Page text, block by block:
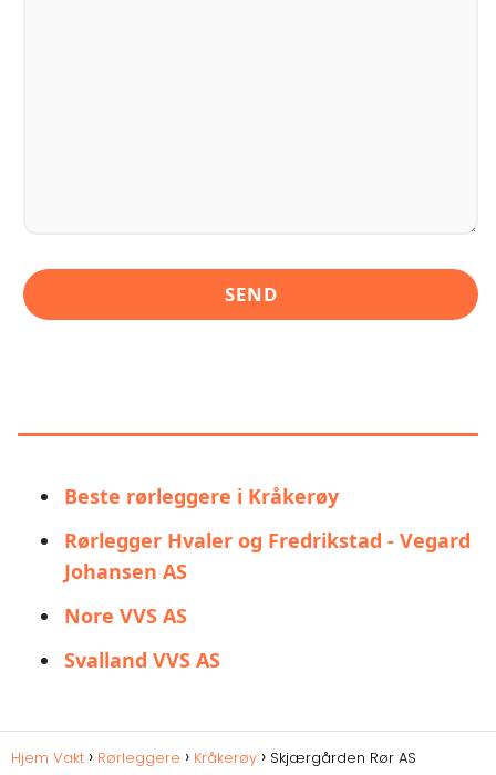
Beste rørleggere i Kråkerøy
Rørlegger Hvaler og Fredrikstad - Vegard
Johansen AS
Nore VVS AS
Svalland VVS AS
Hjem Vakt Rørleggere Kråkerøy Skjærgården Rør AS